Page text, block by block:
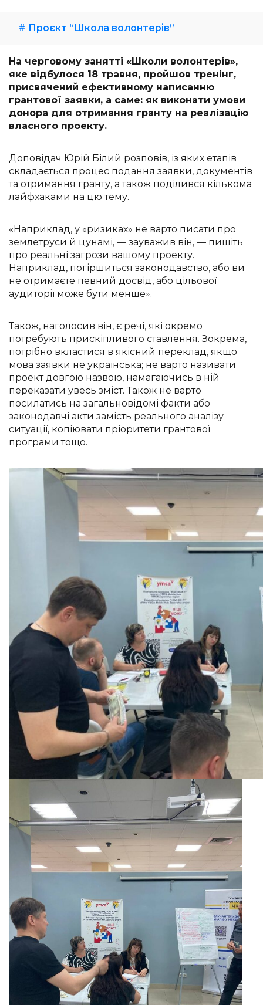
# Проєкт “Школа волонтерів”
На черговому занятті «Школи волонтерів»,
яке відбулося 18 травня, пройшов тренінг,
присвячений ефективному написанню
грантової заявки, а саме: як виконати умови
донора для отримання гранту на реалізацію
власного проекту.
Доповідач Юрій Білий розповів, із яких етапів
складається процес подання заявки, документів
та отримання гранту, а також поділився кількома
лайфхаками на цю тему.
«Наприклад, у «ризиках» не варто писати про
землетруси й цунамі, — зауважив він, — пишіть
про реальні загрози вашому проекту.
Наприклад, погіршиться законодавство, або ви
не отримаєте певний досвід, або цільової
аудиторії може бути менше».
Також, наголосив він, є речі, які окремо
потребують прискіпливого ставлення. Зокрема,
потрібно вкластися в якісний переклад, якщо
мова заявки не українська; не варто називати
проект довгою назвою, намагаючись в ній
переказати увесь зміст. Також не варто
посилатись на загальновідомі факти або
законодавчі акти замість реального аналізу
ситуації, копіювати пріоритети грантової
програми тощо.